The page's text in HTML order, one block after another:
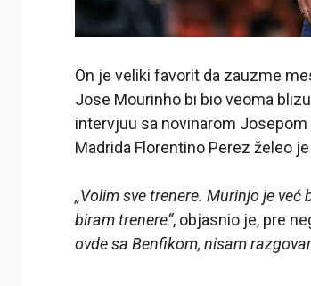
On je veliki favorit da zauzme
Jose Mourinho bi bio veoma
intervjuu sa novinarom Josepom
Madrida Florentino Perez želeo
„Volim sve trenere. Murinjo je
biram trenere“, objasnio je, pre
ovde sa Benfikom, nisam